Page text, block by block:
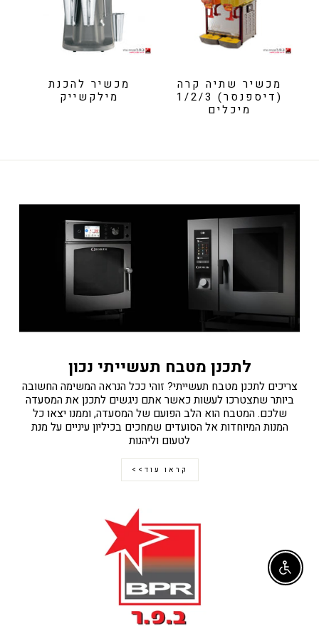
מכשיר שתיה קרה
(דיספנסר) 1/2/3
מיכלים
מכשיר להכנת
מילקשייק
לתכנן מטבח תעשייתי נכון
צריכים לתכנן מטבח תעשייתי? זוהי ככל הנראה המשימה החשובה
ביותר שתצטרכו לעשות כאשר אתם ניגשים לתכנן את המסעדה
שלכם. המטבח הוא הלב הפועם של המסעדה, וממנו יצאו כל
המנות המיוחדות אל הסועדים שמחכים בכיליון עיניים על מנת
לטעום וליהנות
קראו עוד>>
Enable accessibility